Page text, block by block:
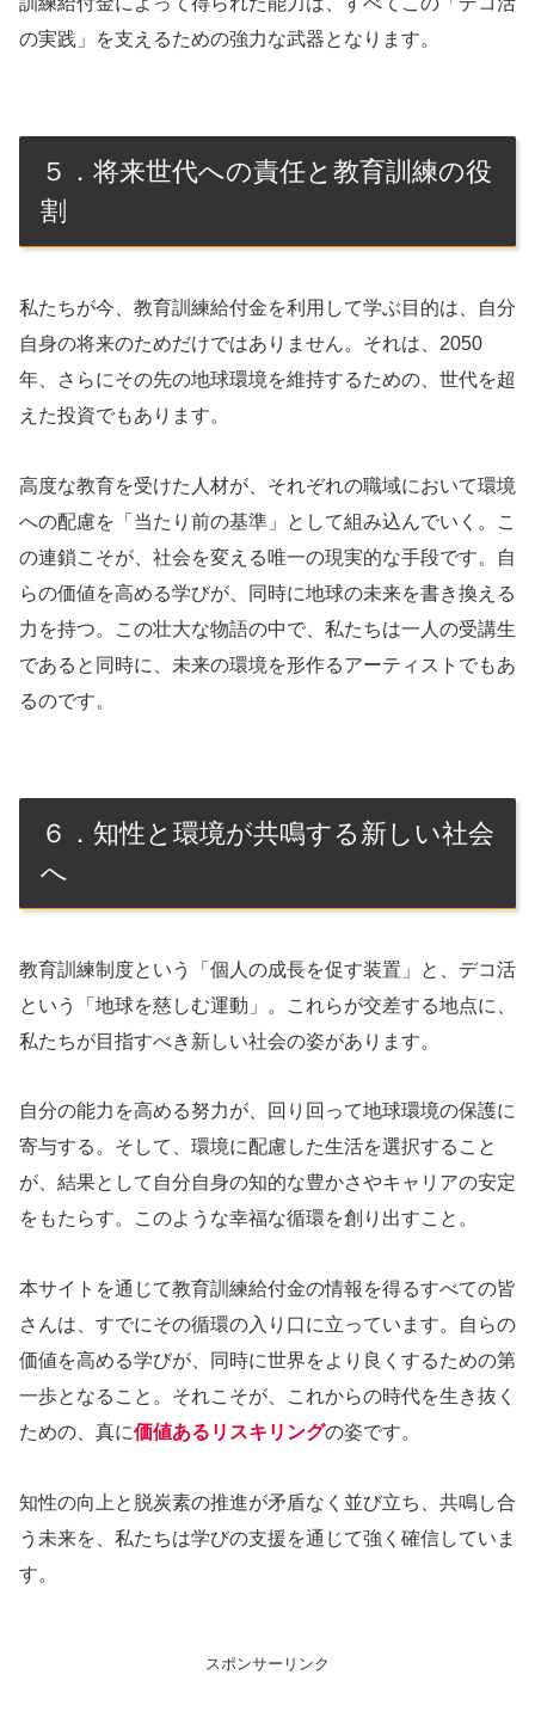
の実践」を支えるための強力な武器となります。
５．将来世代への責任と教育訓練の役
割
私たちが今、教育訓練給付金を利用して学ぶ目的は、自分
自身の将来のためだけではありません。それは、2050
年、さらにその先の地球環境を維持するための、世代を超
えた投資でもあります。
高度な教育を受けた人材が、それぞれの職域において環境
への配慮を「当たり前の基準」として組み込んでいく。こ
の連鎖こそが、社会を変える唯一の現実的な手段です。自
らの価値を高める学びが、同時に地球の未来を書き換える
力を持つ。この壮大な物語の中で、私たちは一人の受講生
であると同時に、未来の環境を形作るアーティストでもあ
るのです。
６．知性と環境が共鳴する新しい社会
へ
教育訓練制度という「個人の成長を促す装置」と、デコ活
という「地球を慈しむ運動」。これらが交差する地点に、
私たちが目指すべき新しい社会の姿があります。
自分の能力を高める努力が、回り回って地球環境の保護に
寄与する。そして、環境に配慮した生活を選択すること
が、結果として自分自身の知的な豊かさやキャリアの安定
をもたらす。このような幸福な循環を創り出すこと。
本サイトを通じて教育訓練給付金の情報を得るすべての皆
さんは、すでにその循環の入り口に立っています。自らの
価値を高める学びが、同時に世界をより良くするための第
一歩となること。それこそが、これからの時代を生き抜く
ための、真に価値あるリスキリングの姿です。
知性の向上と脱炭素の推進が矛盾なく並び立ち、共鳴し合
う未来を、私たちは学びの支援を通じて強く確信していま
す。
スポンサーリンク